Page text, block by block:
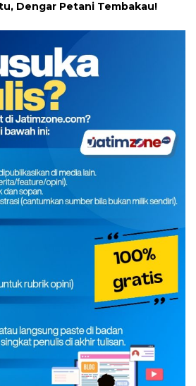
Dengar Petani Tembakau!